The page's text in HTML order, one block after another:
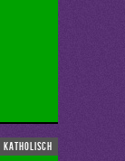
katholisch